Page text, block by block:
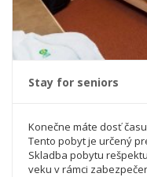
Stay for seniors
Konečne máte dosť
Tento pobyt je určený
Skladba pobytu
veku v rámci